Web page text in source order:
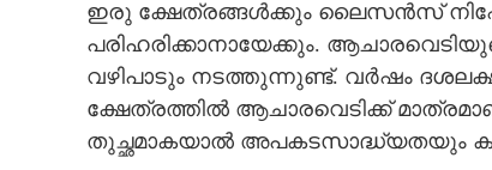
ഇരു ക്ഷേത്രങ്ങൾക്കും ലൈസൻസ്
പരിഹരിക്കാനായേക്കും.
വഴി​പാടും നടത്തുന്നുണ്ട്. വർഷം
ക്ഷേത്രത്തി​ൽ ആചാരവെടി​ക്ക്
തുച്ഛമാകയാൽ അപകടസാദ്ധ്യതയും